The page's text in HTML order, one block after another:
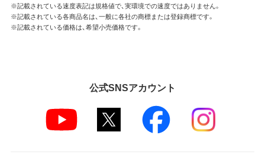
※記載されている速度表記は規格値で、実環境での速度ではありません。
※記載されている各商品名は、一般に各社の商標または登録商標です。
※記載されている価格は、希望小売価格です。
公式SNSアカウント